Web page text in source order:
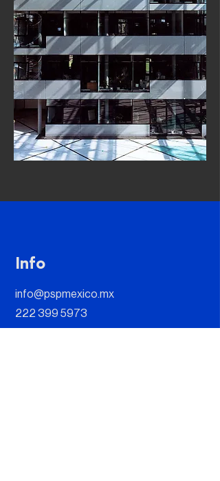
Info
info@pspmexico.mx
222 399 5973